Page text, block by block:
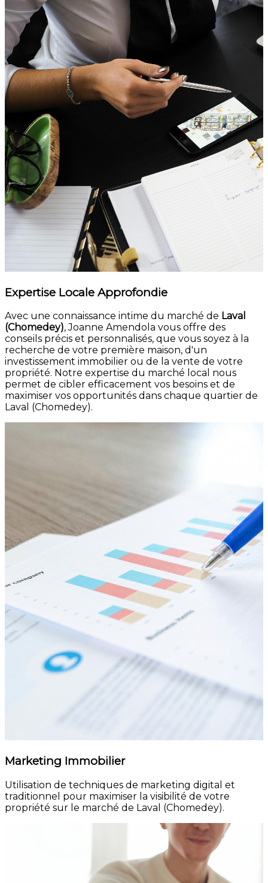
Expertise Locale Approfondie
Avec une connaissance intime du marché de Laval
(Chomedey), Joanne Amendola vous offre des
conseils précis et personnalisés, que vous soyez à la
recherche de votre première maison, d'un
investissement immobilier ou de la vente de votre
propriété. Notre expertise du marché local nous
permet de cibler efficacement vos besoins et de
maximiser vos opportunités dans chaque quartier de
Laval (Chomedey).
Marketing Immobilier
Utilisation de techniques de marketing digital et
traditionnel pour maximiser la visibilité de votre
propriété sur le marché de Laval (Chomedey).